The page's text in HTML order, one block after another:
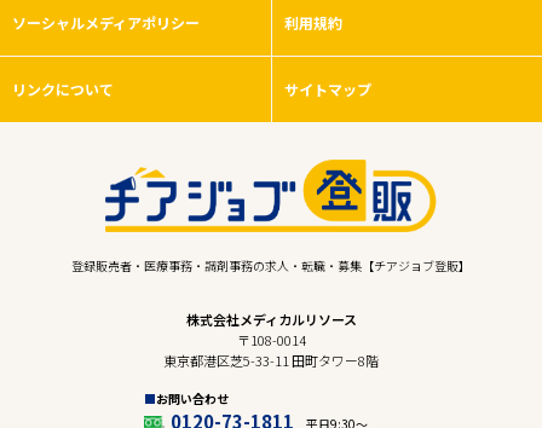
ソーシャルメディアポリシー 利用規約
リンクについて サイトマップ
登録販売者・医療事務・調剤事務の求人・転職・募集【チアジョブ登販】
株式会社メディカルリソース
〒108-0014
東京都港区芝5-33-11 田町タワー8階
お問い合わせ
0120-73-1811
平日9:30〜